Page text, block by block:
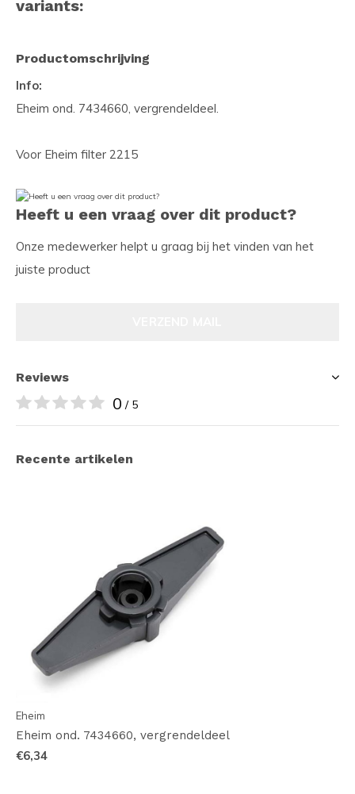
variants:
Productomschrijving
Info:
Eheim ond. 7434660, vergrendeldeel.
Voor Eheim filter 2215
Heeft u een vraag over dit product?
Onze medewerker helpt u graag bij het vinden van het
juiste product
Reviews
0 / 5
Recente artikelen
Eheim
Eheim ond. 7434660, vergrendeldeel
€6,34